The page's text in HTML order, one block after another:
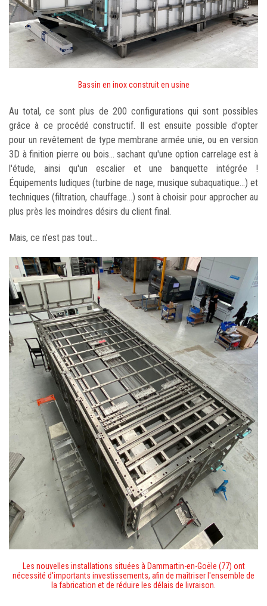
Bassin en inox construit en usine
Au total, ce sont plus de 200 configurations qui sont possibles
grâce à ce procédé constructif. Il est ensuite possible d'opter
pour un revêtement de type membrane armée unie, ou en version
3D à finition pierre ou bois... sachant qu'une option carrelage est à
l'étude, ainsi qu'un escalier et une banquette intégrée !
Équipements ludiques (turbine de nage, musique subaquatique...) et
techniques (filtration, chauffage...) sont à choisir pour approcher au
plus près les moindres désirs du client final.
Mais, ce n'est pas tout...
Les nouvelles installations situées à Dammartin-en-Goële (77) ont
nécessité d'importants investissements, afin de maîtriser l'ensemble de
la fabrication et de réduire les délais de livraison.